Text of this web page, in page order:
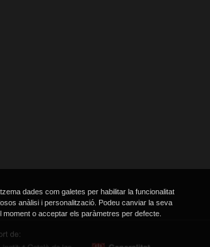
dades com galetes per habilitar la funcionalitat
anàlisi i personalització. Podeu canviar la seva
moment o acceptar els paràmetres per defecte.